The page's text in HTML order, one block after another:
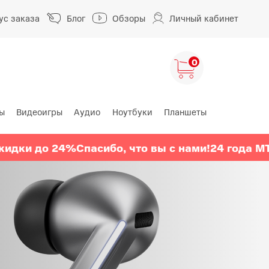
заказа Блог Обзоры Личный кабинет
0
HUAWEI
HUAWEI Nova
HUAWEI Mate
HONOR
HONOR 600
HONOR Magic
HONOR X
Видеоигры Аудио Ноутбуки Планшеты
до 24% Спасибо, что вы с нами!24 года МТС